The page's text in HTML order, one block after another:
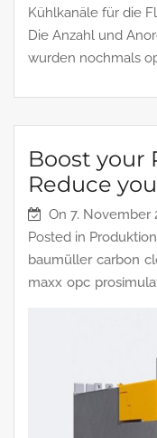
Kühlkanäle für die
Die Anzahl und
wurden nochmals
Boost your
Reduce
On 7. November
Posted in
baumüller carbon
maxx opc